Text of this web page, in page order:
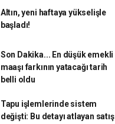
Altın, yeni haftaya yükselişle
başladı!
Son Dakika... En düşük emekli
maaşı farkının yatacağı tarih
belli oldu
Tapu işlemlerinde sistem
değişti: Bu detayı atlayan satış